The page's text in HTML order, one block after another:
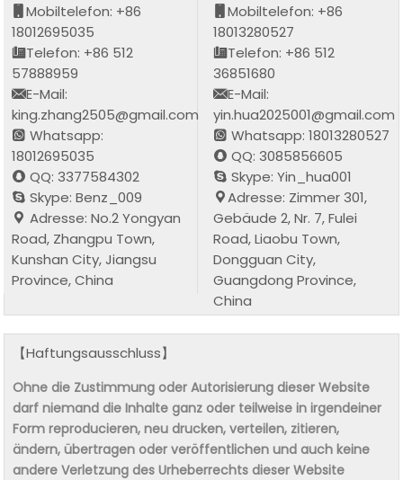
Mobiltelefon: +86
18012695035
Telefon: +86 512
57888959
E-Mail:
king.zhang2505@gmail.com
Whatsapp:
18012695035
QQ: 3377584302
Skype: Benz_009
Adresse: No.2 Yongyan
Road, Zhangpu Town,
Kunshan City, Jiangsu
Province, China
Mobiltelefon: +86
18013280527
Telefon: +86 512
36851680
E-Mail:
yin.hua2025001@gmail.com
Whatsapp: 18013280527
QQ: 3085856605
Skype: Yin_hua001
Adresse: Zimmer 301,
Gebäude 2, Nr. 7, Fulei
Road, Liaobu Town,
Dongguan City,
Guangdong Province,
China
【Haftungsausschluss】
Ohne die Zustimmung oder Autorisierung dieser Website
darf niemand die Inhalte ganz oder teilweise in irgendeiner
Form reproducieren, neu drucken, verteilen, zitieren,
ändern, übertragen oder veröffentlichen und auch keine
andere Verletzung des Urheberrechts dieser Website